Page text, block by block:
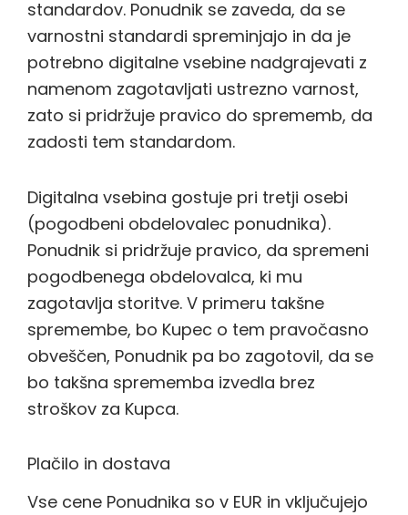
standardov. Ponudnik se zaveda, da se
varnostni standardi spreminjajo in da je
potrebno digitalne vsebine nadgrajevati z
namenom zagotavljati ustrezno varnost,
zato si pridržuje pravico do sprememb, da
zadosti tem standardom.
Digitalna vsebina gostuje pri tretji osebi
(pogodbeni obdelovalec ponudnika).
Ponudnik si pridržuje pravico, da spremeni
pogodbenega obdelovalca, ki mu
zagotavlja storitve. V primeru takšne
spremembe, bo Kupec o tem pravočasno
obveščen, Ponudnik pa bo zagotovil, da se
bo takšna sprememba izvedla brez
stroškov za Kupca.
Plačilo in dostava
Vse cene Ponudnika so v EUR in vključujejo